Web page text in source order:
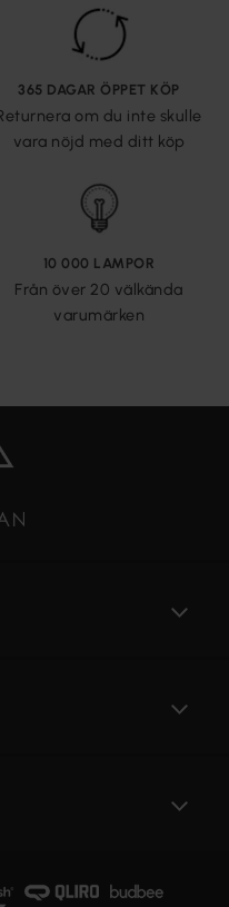
365 DAGAR ÖPPET KÖP
om du inte skulle
vara nöjd med ditt köp
10 000 LAMPOR
Från över 20 välkända
varumärken